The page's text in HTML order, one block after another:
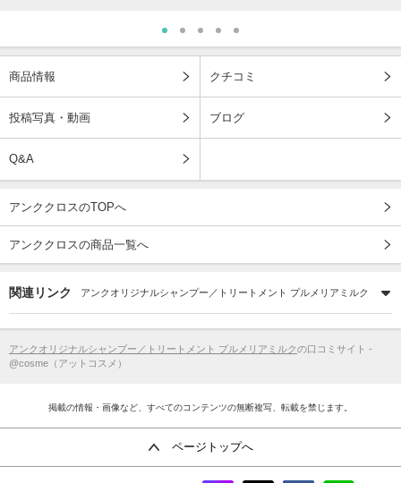
商品情報 クチコミ
投稿写真・動画 ブログ
Q&A
アンククロスのTOPへ
アンククロスの商品一覧へ
関連リンク アンクオリジナルシャンプー／トリートメント プルメリアミルク
アンクオリジナルシャンプー／トリートメント プルメリアミルクの口コミサイト -
@cosme（アットコスメ）
掲載の情報・画像など、すべてのコンテンツの無断複写、転載を禁じます。
ページトップへ